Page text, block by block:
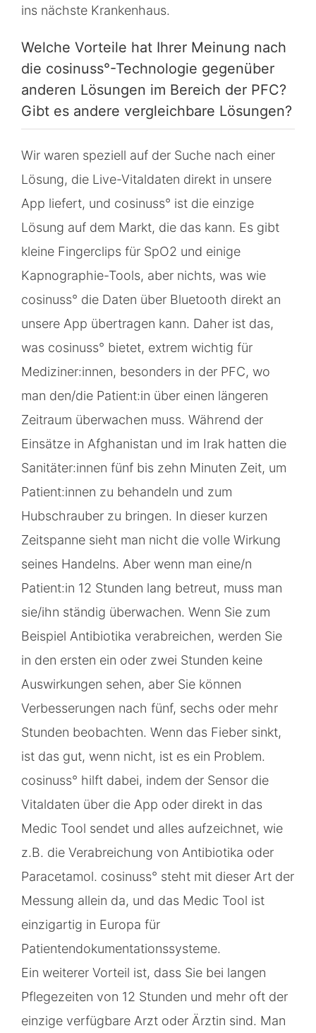
ins nächste Krankenhaus.
Welche Vorteile hat Ihrer Meinung nach
die cosinuss°-Technologie gegenüber
anderen Lösungen im Bereich der PFC?
Gibt es andere vergleichbare Lösungen?
Wir waren speziell auf der Suche nach einer
Lösung, die Live-Vitaldaten direkt in unsere
App liefert, und cosinuss° ist die einzige
Lösung auf dem Markt, die das kann. Es gibt
kleine Fingerclips für SpO2 und einige
Kapnographie-Tools, aber nichts, was wie
cosinuss° die Daten über Bluetooth direkt an
unsere App übertragen kann. Daher ist das,
was cosinuss° bietet, extrem wichtig für
Mediziner:innen, besonders in der PFC, wo
man den/die Patient:in über einen längeren
Zeitraum überwachen muss. Während der
Einsätze in Afghanistan und im Irak hatten die
Sanitäter:innen fünf bis zehn Minuten Zeit, um
Patient:innen zu behandeln und zum
Hubschrauber zu bringen. In dieser kurzen
Zeitspanne sieht man nicht die volle Wirkung
seines Handelns. Aber wenn man eine/n
Patient:in 12 Stunden lang betreut, muss man
sie/ihn ständig überwachen. Wenn Sie zum
Beispiel Antibiotika verabreichen, werden Sie
in den ersten ein oder zwei Stunden keine
Auswirkungen sehen, aber Sie können
Verbesserungen nach fünf, sechs oder mehr
Stunden beobachten. Wenn das Fieber sinkt,
ist das gut, wenn nicht, ist es ein Problem.
cosinuss° hilft dabei, indem der Sensor die
Vitaldaten über die App oder direkt in das
Medic Tool sendet und alles aufzeichnet, wie
z.B. die Verabreichung von Antibiotika oder
Paracetamol. cosinuss° steht mit dieser Art der
Messung allein da, und das Medic Tool ist
einzigartig in Europa für
Patientendokumentationssysteme.
Ein weiterer Vorteil ist, dass Sie bei langen
Pflegezeiten von 12 Stunden und mehr oft der
einzige verfügbare Arzt oder Ärztin sind. Man